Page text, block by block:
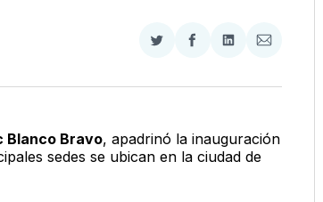
Compartir
Twitter
Compartir
Facebook
Compartir
LinkedIn
Compartir
Email
Blanco Bravo, apadrinó la inauguración
sedes se ubican en la ciudad de